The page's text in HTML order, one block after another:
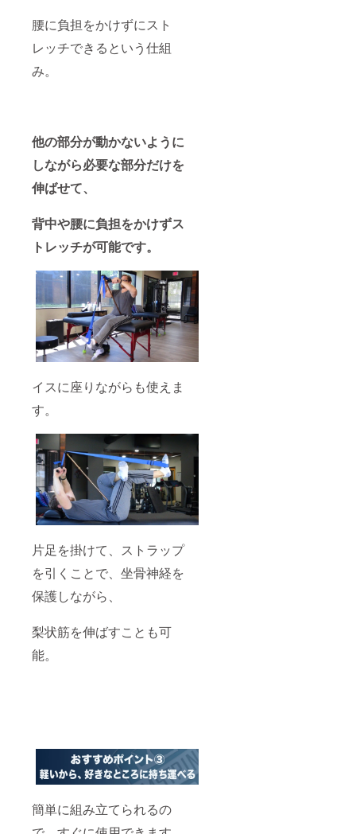
腰に負担をかけずにスト
レッチできるという仕組
み。
他の部分が動かないように
しながら必要な部分だけを
伸ばせて、
背中や腰に負担をかけずス
トレッチが可能です。
イスに座りながらも使えま
す。
片足を掛けて、ストラップ
を引くことで、坐骨神経を
保護しながら、
梨状筋を伸ばすことも可
能。
簡単に組み立てられるの